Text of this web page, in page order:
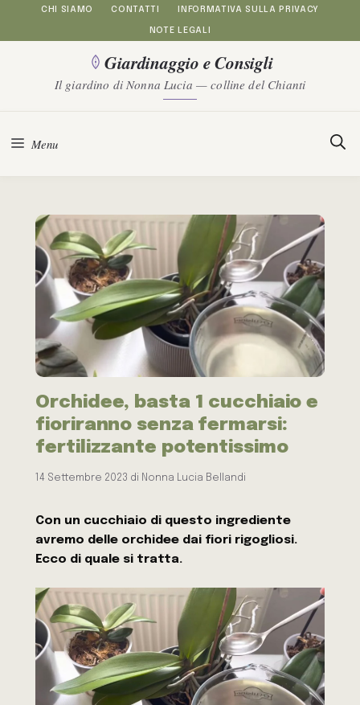
al
contenuto
CHI SIAMO CONTATTI INFORMATIVA SULLA PRIVACY
NOTE LEGALI
Giardinaggio e Consigli
Il giardino di Nonna Lucia — colline del Chianti
Menu
Orchidee, basta 1 cucchiaio e
fioriranno senza fermarsi:
fertilizzante potentissimo
14 Settembre 2023 di Nonna Lucia Bellandi
Con un cucchiaio di questo ingrediente
avremo delle orchidee dai fiori rigogliosi.
Ecco di quale si tratta.